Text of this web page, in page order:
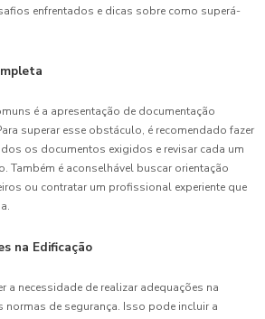
enfrentados e dicas sobre como superá-
é a apresentação de documentação
superar esse obstáculo, é recomendado fazer
os documentos exigidos e revisar cada um
Também é aconselhável buscar orientação
ou contratar um profissional experiente que
na Edificação
a necessidade de realizar adequações na
normas de segurança. Isso pode incluir a